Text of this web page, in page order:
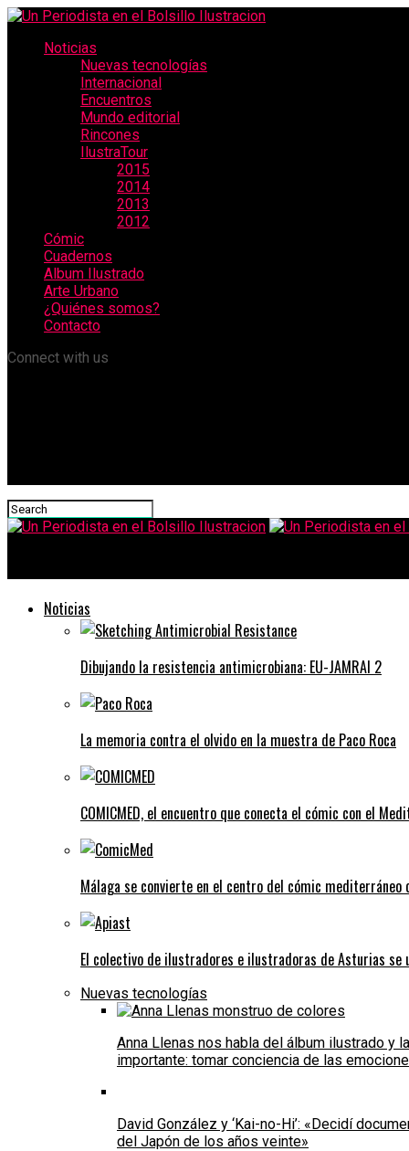
Noticias
Nuevas tecnologías
Internacional
Encuentros
Mundo editorial
Rincones
IlustraTour
2015
2014
2013
2012
Cómic
Cuadernos
Album Ilustrado
Arte Urbano
¿Quiénes somos?
Contacto
Connect with us
Noticias
Dibujando la resistencia antimicrobiana: EU-JAMRAI 2
La memoria contra el olvido en la muestra de Paco Roca
COMICMED, el encuentro que conecta el cómic con el
Málaga se convierte en el centro del cómic mediterráneo
El colectivo de ilustradores e ilustradoras de Asturias se
Nuevas tecnologías
Anna Llenas nos habla del álbum ilustrado y
importante: tomar conciencia de las
David González y ‘Kai-no-Hi’: «Decidí
del Japón de los años veinte»